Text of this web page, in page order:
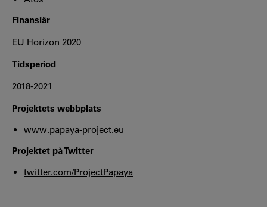
Finansiär
EU Horizon 2020
Tidsperiod
2018-2021
Projektets webbplats
www.papaya-project.eu
Projektet på Twitter
twitter.com/ProjectPapaya